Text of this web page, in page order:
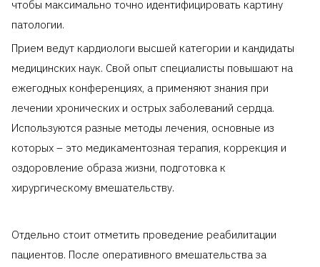
чтобы максимально точно идентифицировать картину
патологии.
Прием ведут кардиологи высшей категории и кандидаты
медицинских наук. Свой опыт специалисты повышают на
ежегодных конференциях, а применяют знания при
лечении хронических и острых заболеваний сердца.
Используются разные методы лечения, основные из
которых – это медикаментозная терапия, коррекция и
оздоровление образа жизни, подготовка к
хирургическому вмешательству.
Отдельно стоит отметить проведение реабилитации
пациентов. После оперативного вмешательства за